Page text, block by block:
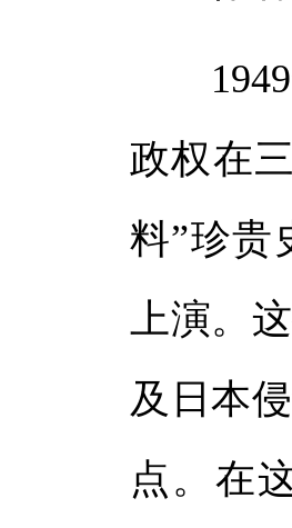
1949
政权在
料”珍贵
上演。
及日本
点。在